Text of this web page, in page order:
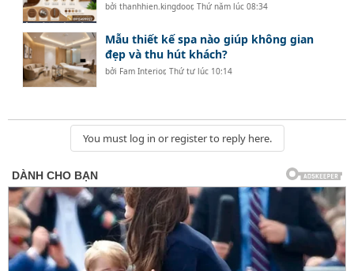
bởithanhhien.kingdoor,Thứ năm lúc 08:34
Mẫu thiết kế spa nào giúp không gian
đẹp và thu hút khách?
bởi Fam Interior,Thứ tư lúc 10:14
You must log in or register to reply here.